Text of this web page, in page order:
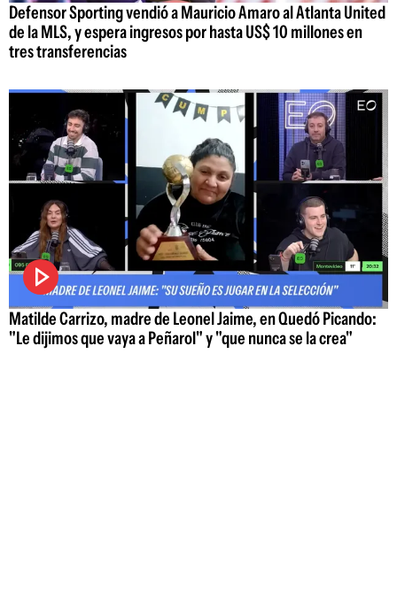
Defensor Sporting vendió a Mauricio Amaro al Atlanta United
de la MLS, y espera ingresos por hasta US$ 10 millones en
tres transferencias
Matilde Carrizo, madre de Leonel Jaime, en Quedó Picando:
"Le dijimos que vaya a Peñarol" y "que nunca se la crea"